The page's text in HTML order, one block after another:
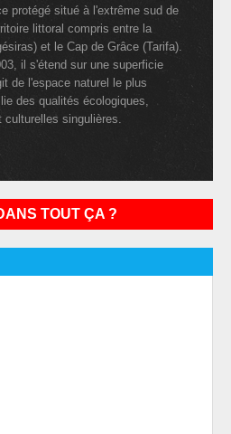
protégé situé à l'extrême sud de
littoral compris entre la
et le Cap de Grâce (Tarifa).
il s'étend sur une superficie
de l'espace naturel le plus
des qualités écologiques,
singulières.
TOUT ÇA ?